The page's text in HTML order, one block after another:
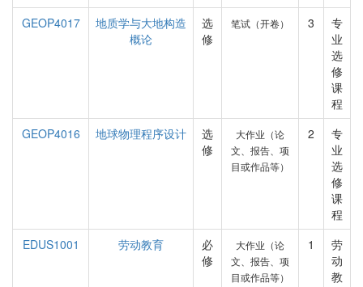
GEOP4017
地质学与大地构造
概论
选
修
笔试（开卷） 3
专
业
选
修
课
程
GEOP4016
地球物理程序设计
选
修
大作业（论
文、报告、项
目或作品等）
2
专
业
选
修
课
程
EDUS1001
劳动教育
必
修
大作业（论
文、报告、项
目或作品等）
1
劳
动
教